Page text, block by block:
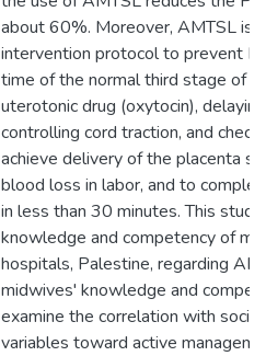
about 60%. Moreover, AMTSL is
intervention protocol to prevent
time of the normal third stage of
uterotonic drug (oxytocin),
controlling cord traction, and
achieve delivery of the placenta
blood loss in labor, and to
in less than 30 minutes. This
knowledge and competency of
hospitals, Palestine, regarding
midwives' knowledge and
examine the correlation with
variables toward active